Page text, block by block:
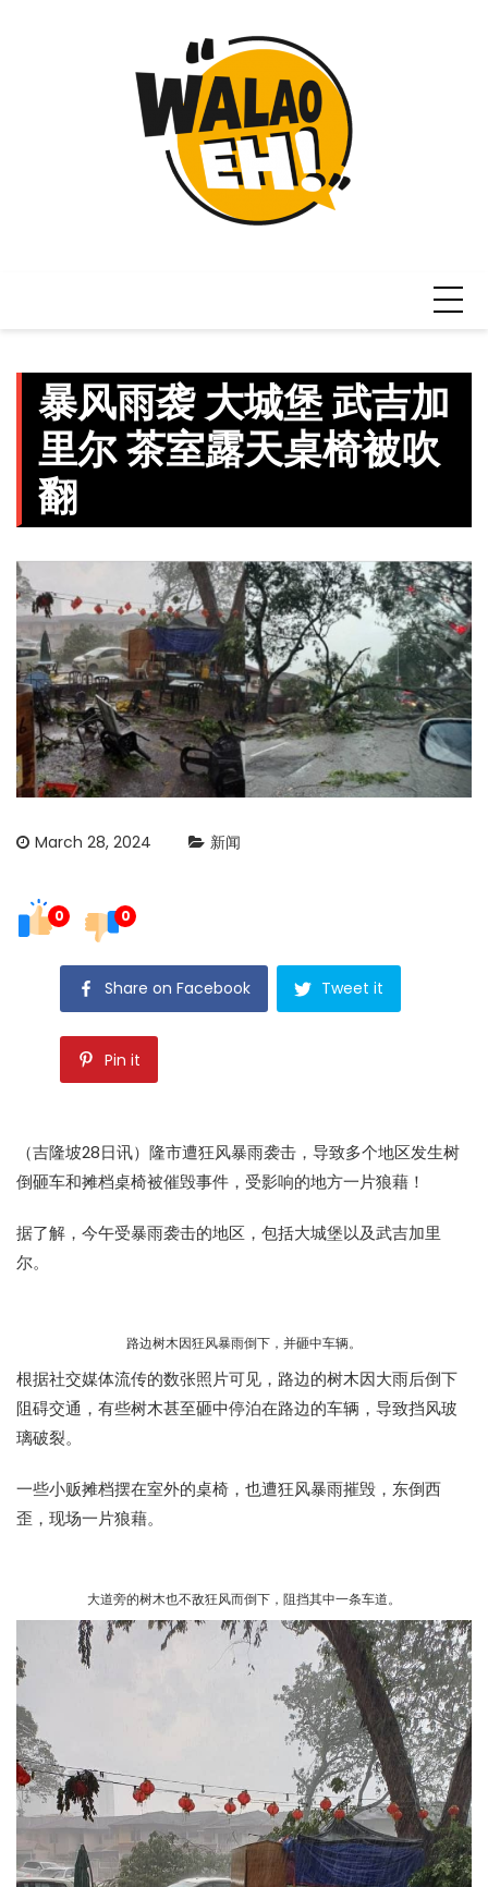
暴风雨袭 大城堡 武吉加
里尔 茶室露天桌椅被吹
翻
March 28, 2024 新闻
0 0
Share on Facebook Tweet it
Pin it
（吉隆坡28日讯）隆市遭狂风暴雨袭击，导致多个地区发生树
倒砸车和摊档桌椅被催毁事件，受影响的地方一片狼藉！
据了解，今午受暴雨袭击的地区，包括大城堡以及武吉加里
尔。
路边树木因狂风暴雨倒下，并砸中车辆。
根据社交媒体流传的数张照片可见，路边的树木因大雨后倒下
阻碍交通，有些树木甚至砸中停泊在路边的车辆，导致挡风玻
璃破裂。
一些小贩摊档摆在室外的桌椅，也遭狂风暴雨摧毁，东倒西
歪，现场一片狼藉。
大道旁的树木也不敌狂风而倒下，阻挡其中一条车道。